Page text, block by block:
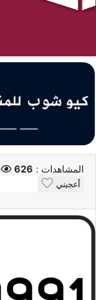
المشاهدات : 626
أعجبني